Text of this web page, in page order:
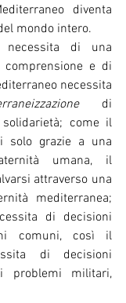
diventa
mondo intero.
di una
comprensione e di
necessita
di
come il
solo grazie a una
umana, il
attraverso una
mediterranea;
di decisioni
comuni, così il
di decisioni
problemi militari,